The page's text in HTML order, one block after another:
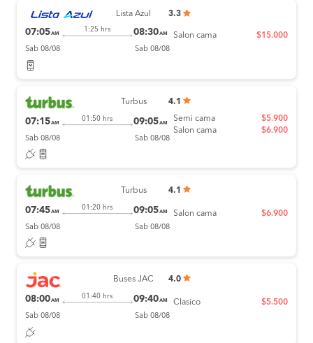
Lista Azul 3.3
07:05AM
1:25 hrs 08:30AM
Sab 08/08 Sab 08/08
Salon cama $15.000
Turbus 4.1
07:15AM
01:50 hrs 09:05AM
Sab 08/08 Sab 08/08
Semi cama
Salon cama
$5.900
$6.900
Turbus 4.1
07:45AM
01:20 hrs 09:05AM
Sab 08/08 Sab 08/08
Salon cama $6.900
Buses JAC 4.0
08:00AM
01:40 hrs 09:40AM
Sab 08/08 Sab 08/08
Clasico $5.500